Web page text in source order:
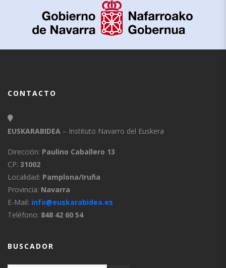
CONTACTO
EUSKARABIDEA – Instituto Navarro del Euskera
Dirección: Paulino Caballero 13
CP: 31002
Localidad: Pamplona/Iruña
Provincia: Navarra
E-Mail: info@euskarabidea.es
Teléfono: 848 42 60 54
BUSCADOR